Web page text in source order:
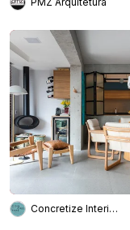
Concretize Interiores